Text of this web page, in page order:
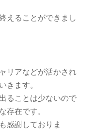
えることができまし
リアなどが活かされ
きます。
ることは少ないので
存在です。
感謝しておりま